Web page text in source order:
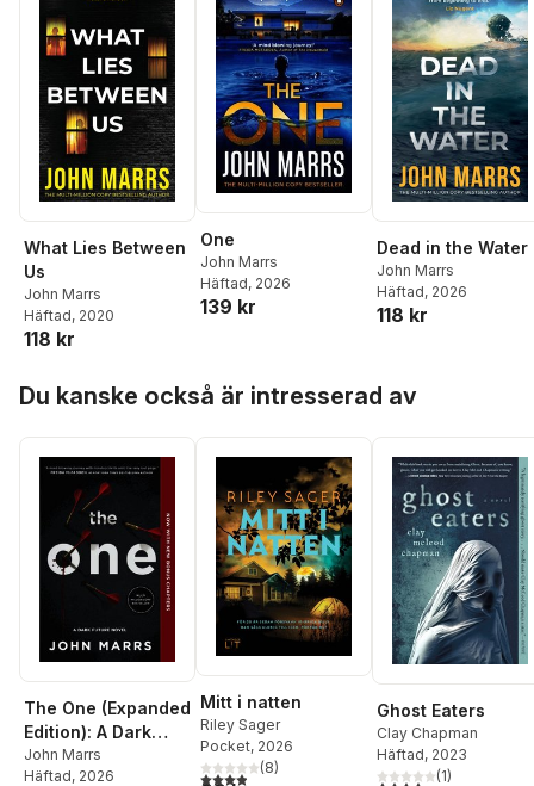
What Lies Between
Us
John Marrs
Häftad, 2020
118 kr
One
John Marrs
Häftad, 2026
139 kr
Dead in the Water
John Marrs
Häftad, 2026
118 kr
Du kanske också är intresserad av
The One (Expanded
Edition): A Dark
Future Novel
John Marrs
Häftad, 2026
Mitt i natten
Riley Sager
Pocket, 2026
3,9utav 5 stjärnor. Totalt antal röster:
(8)
Ghost Eaters
Clay Chapman
Häftad, 2023
(1)